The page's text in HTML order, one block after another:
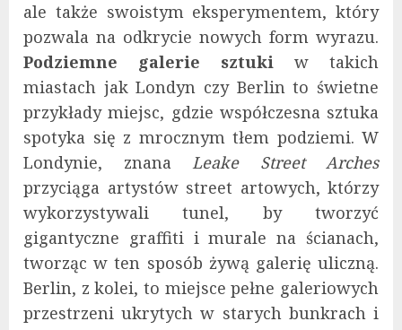
ale także swoistym eksperymentem, który
pozwala na odkrycie nowych form wyrazu.
Podziemne galerie sztuki w takich
miastach jak Londyn czy Berlin to świetne
przykłady miejsc, gdzie współczesna sztuka
spotyka się z mrocznym tłem podziemi. W
Londynie, znana Leake Street Arches
przyciąga artystów street artowych, którzy
wykorzystywali tunel, by tworzyć
gigantyczne graffiti i murale na ścianach,
tworząc w ten sposób żywą galerię uliczną.
Berlin, z kolei, to miejsce pełne galeriowych
przestrzeni ukrytych w starych bunkrach i